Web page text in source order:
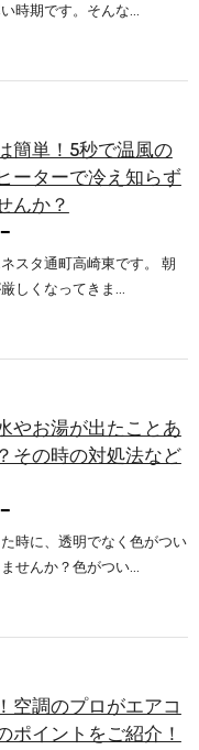
時期です。そんな…
簡単！5秒で温風の
ーターで冷え知らず
んか？
スタ通町高崎東です。 朝
しくなってきま…
やお湯が出たことあ
その時の対処法など
時に、透明でなく色がつい
せんか？色がつい…
空調のプロがエアコ
ポイントをご紹介！